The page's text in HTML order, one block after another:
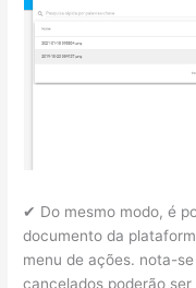
✔ Do mesmo modo, é
documento da
menu de ações. nota-
cancelados poderão